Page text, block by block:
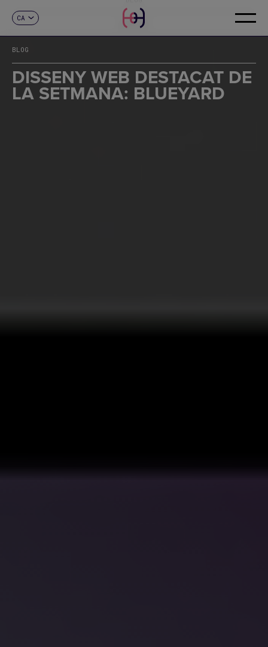
CA
FR
DE
IT
PT
CONTACTE
BLOG
DISSENY WEB DESTACAT DE
LA SETMANA: BLUEYARD